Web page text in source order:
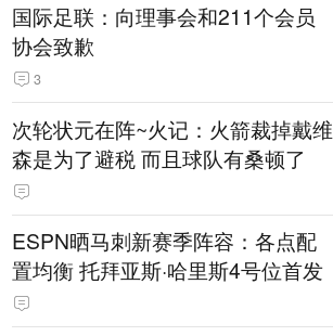
国际足联：向理事会和211个会员
协会致歉
3
次轮状元在阵~火记：火箭裁掉戴维
森是为了避税 而且球队有桑顿了
ESPN晒马刺新赛季阵容：各点配
置均衡 托拜亚斯·哈里斯4号位首发